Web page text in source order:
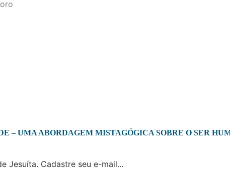
– UMA ABORDAGEM MISTAGÓGICA SOBRE O SER
Jesuíta. Cadastre seu e-mail...